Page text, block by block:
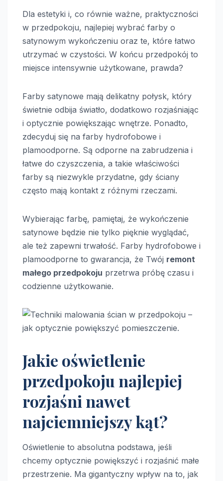
Dla estetyki i, co równie ważne, praktyczności
w przedpokoju, najlepiej wybrać farby o
satynowym wykończeniu oraz te, które łatwo
utrzymać w czystości. W końcu przedpokój to
miejsce intensywnie użytkowane, prawda?
Farby satynowe mają delikatny połysk, który
świetnie odbija światło, dodatkowo rozjaśniając
i optycznie powiększając wnętrze. Ponadto,
zdecyduj się na farby hydrofobowe i
plamoodporne. Są odporne na zabrudzenia i
łatwe do czyszczenia, a takie właściwości
farby są niezwykle przydatne, gdy ściany
często mają kontakt z różnymi rzeczami.
Wybierając farbę, pamiętaj, że wykończenie
satynowe będzie nie tylko pięknie wyglądać,
ale też zapewni trwałość. Farby hydrofobowe i
plamoodporne to gwarancja, że Twój remont
małego przedpokoju przetrwa próbę czasu i
codzienne użytkowanie.
Jakie oświetlenie
przedpokoju najlepiej
rozjaśni nawet
najciemniejszy kąt?
Oświetlenie to absolutna podstawa, jeśli
chcemy optycznie powiększyć i rozjaśnić małe
przestrzenie. Ma gigantyczny wpływ na to, jak